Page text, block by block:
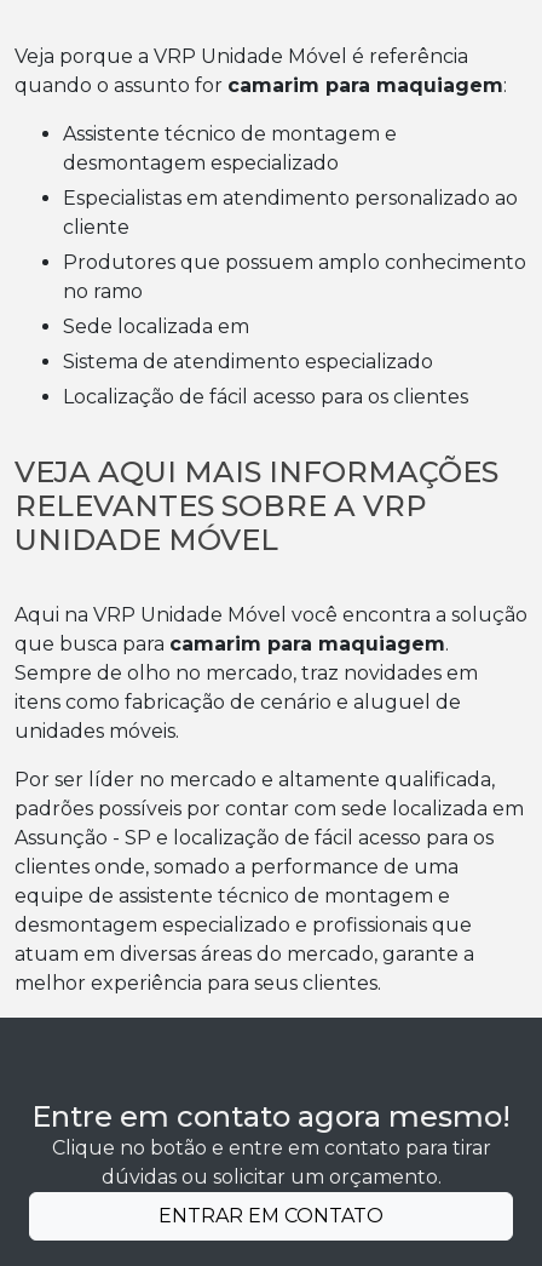
Veja porque a VRP Unidade Móvel é referência
quando o assunto for camarim para maquiagem:
assistente técnico de montagem e
desmontagem especializado
especialistas em atendimento personalizado ao
cliente
produtores que possuem amplo conhecimento
no ramo
sede localizada em
sistema de atendimento especializado
localização de fácil acesso para os clientes
VEJA AQUI MAIS INFORMAÇÕES
RELEVANTES SOBRE A VRP
UNIDADE MÓVEL
Aqui na VRP Unidade Móvel você encontra a solução
que busca para camarim para maquiagem.
Sempre de olho no mercado, traz novidades em
itens como fabricação de cenário e aluguel de
unidades móveis.
Por ser líder no mercado e altamente qualificada,
padrões possíveis por contar com sede localizada em
Assunção - SP e localização de fácil acesso para os
clientes onde, somado a performance de uma
equipe de assistente técnico de montagem e
desmontagem especializado e profissionais que
atuam em diversas áreas do mercado, garante a
melhor experiência para seus clientes.
Entre em contato agora mesmo!
Clique no botão e entre em contato para tirar
dúvidas ou solicitar um orçamento.
ENTRAR EM CONTATO